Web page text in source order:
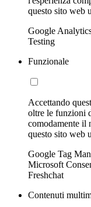
questo sito web
Google
Testing
Funzionale
Accettando
oltre le funzioni
comodamente il
questo sito web
Google Tag
Microsoft
Freshchat
Contenuti